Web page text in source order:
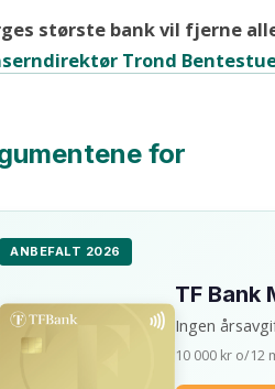
største bank vil fjerne
Trond
for
ANBEFALT 2026
TF Bank
Ingen
10 000 kr o/12